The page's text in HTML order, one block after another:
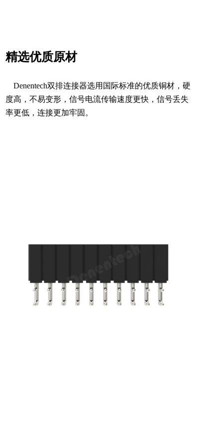
精选优质原材
Denentech双排连接器选用国际标准的优质铜材，硬
度高，不易变形，信号电流传输速度更快，信号丢失
率更低，连接更加牢固。